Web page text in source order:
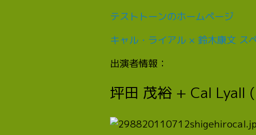
テストトーンのホームページ
キャル・ライアル × 鈴木康文 ス
出演者情報：
坪田 茂裕 + Cal Lyall